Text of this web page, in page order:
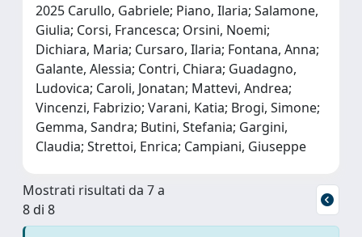
2025 Carullo, Gabriele; Piano, Ilaria; Salamone,
Giulia; Corsi, Francesca; Orsini, Noemi;
Dichiara, Maria; Cursaro, Ilaria; Fontana, Anna;
Galante, Alessia; Contri, Chiara; Guadagno,
Ludovica; Caroli, Jonatan; Mattevi, Andrea;
Vincenzi, Fabrizio; Varani, Katia; Brogi, Simone;
Gemma, Sandra; Butini, Stefania; Gargini,
Claudia; Strettoi, Enrica; Campiani, Giuseppe
Mostrati risultati da 7 a
8 di 8